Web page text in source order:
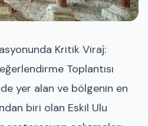
Kritik Viraj:
Toplantısı
yer alan ve bölgenin en
biri olan Eskil Ulu